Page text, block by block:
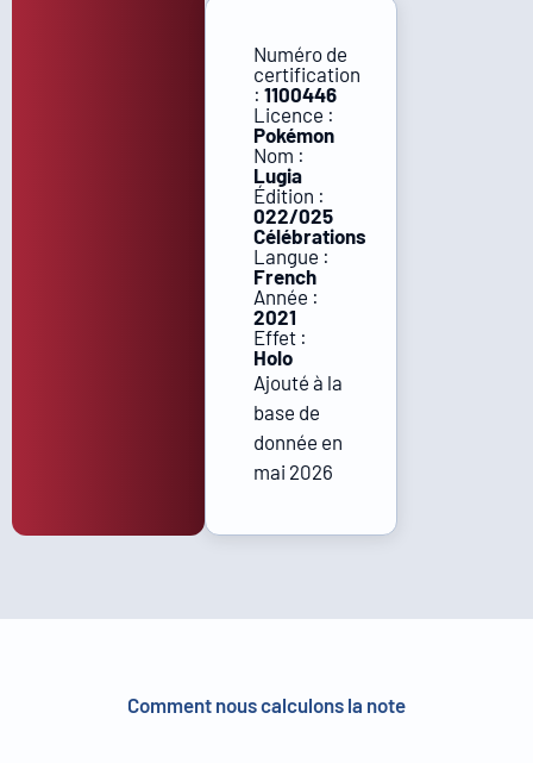
Numéro de
certification
: 1100446
Licence :
Pokémon
Nom :
Lugia
Édition :
022/025
Célébrations
Langue :
French
Année :
2021
Effet :
Holo
Ajouté à la
base de
donnée en
mai 2026
Comment nous calculons la note